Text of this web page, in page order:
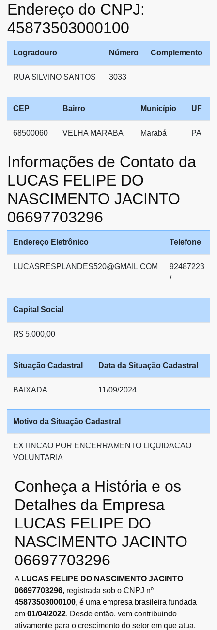
Endereço do CNPJ:
45873503000100
Logradouro Número Complemento
RUA SILVINO SANTOS 3033
CEP Bairro Município UF
68500060 VELHA MARABA Marabá PA
Informações de Contato da
LUCAS FELIPE DO
NASCIMENTO JACINTO
06697703296
Endereço Eletrônico Telefone
LUCASRESPLANDES520@GMAIL.COM
92487223
/
Capital Social
R$ 5.000,00
Situação Cadastral Data da Situação Cadastral
BAIXADA 11/09/2024
Motivo da Situação Cadastral
EXTINCAO POR ENCERRAMENTO LIQUIDACAO
VOLUNTARIA
Conheça a História e os
Detalhes da Empresa
LUCAS FELIPE DO
NASCIMENTO JACINTO
06697703296
A LUCAS FELIPE DO NASCIMENTO JACINTO
06697703296, registrada sob o CNPJ nº
45873503000100, é uma empresa brasileira fundada
em 01/04/2022. Desde então, vem contribuindo
ativamente para o crescimento do setor em que atua,